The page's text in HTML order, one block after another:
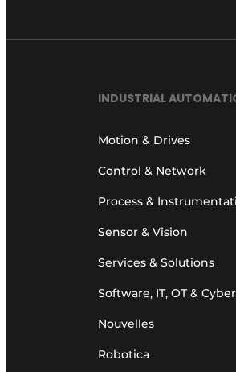
INDUSTRIAL
Motion & Drives
Control & Network
Process &
Sensor & Vision
Services & Solutions
Software, IT, OT &
Nouvelles
Robotica